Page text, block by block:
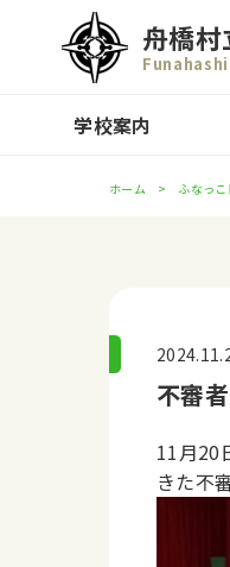
舟橋
学校案内
ホーム ふなっ
不審
11月20
きた不